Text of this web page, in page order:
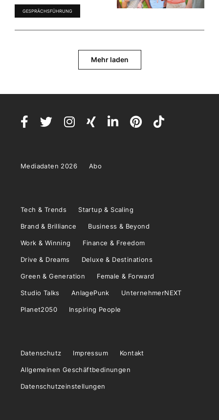
GESPRÄCHSFÜHRUNG
Mehr laden
Mediadaten 2026 Abo
Tech & Trends Startup & Scaling
Brand & Brilliance Business & Beyond
Work & Winning Finance & Freedom
Drive & Dreams Deluxe & Destinations
Green & Generation Female & Forward
Studio Talks AnlagePunk UnternehmerNEXT
Planet2050 Inspiring People
Datenschutz Impressum Kontakt
Allgemeinen Geschäftbedinungen
Datenschutzeinstellungen